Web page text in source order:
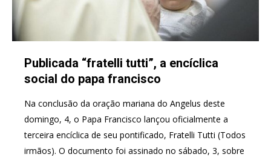
Publicada “fratelli tutti”, a encíclica
social do papa francisco
Na conclusão da oração mariana do Angelus deste
domingo, 4, o Papa Francisco lançou oficialmente a
terceira encíclica de seu pontificado, Fratelli Tutti (Todos
irmãos). O documento foi assinado no sábado, 3, sobre